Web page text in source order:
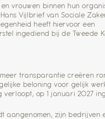
en vrouwen binnen hun
Vijlbrief van Sociale
heeft hiervoor een
ingediend bij de Tweede
transparantie creëren
beloning voor gelijk
verloopt, op 1 januari 2027
aangenomen, zijn bedrijven